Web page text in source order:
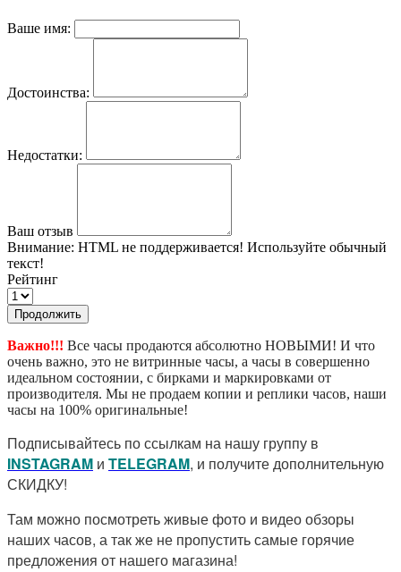
Ваше имя:
Достоинства:
Недостатки:
Ваш отзыв
Внимание: HTML не поддерживается! Используйте обычный
текст!
Рейтинг
Продолжить
Важно!!! Все часы продаются абсолютно НОВЫМИ! И что
очень важно, это не витринные часы, а часы в совершенно
идеальном состоянии, с бирками и маркировками от
производителя. Мы не продаем копии и реплики часов, наши
часы на 100% оригинальные!
Подписывайтесь по ссылкам на нашу группу в
INSTAGRAM и TELEGRAM, и получите дополнительную
СКИДКУ!
Там можно посмотреть живые фото и видео обзоры
наших часов, а так же не пропустить самые горячие
предложения от нашего магазина!